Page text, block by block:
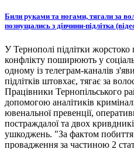
Били руками та ногами, тягали за
познущались з дівчини-підлітка
У Тернополі підлітки жорстоко
конфлікту поширюють у
одному із телеграм-каналів
підлітків штовхає, тягає за
Працівники Тернопільського
допомогою аналітиків
ювенальної превенції,
постраждалої та двох
ушкоджень. "За фактом
провадження за частиною 2